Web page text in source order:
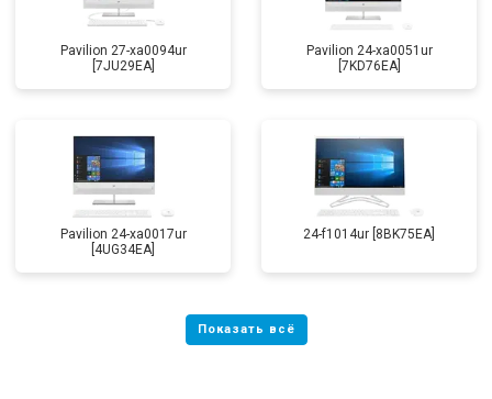
Pavilion 27-xa0094ur
[7JU29EA]
Pavilion 24-xa0051ur
[7KD76EA]
Pavilion 24-xa0017ur
[4UG34EA]
24-f1014ur [8BK75EA]